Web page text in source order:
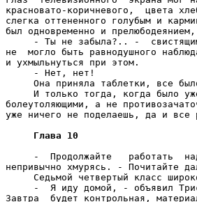
красновато-коричневого,  цвета
слегка оттененного голубым и
был одновременно и
- Ты не забыла?.. -
не  могло быть равнодушного
и ухмыльнуться при этом.
     - Нет, нет!
Она приняла таблетки, все
И только тогда, когда было
болеутоляющими, а не
уже ничего не поделаешь, да и все
Глава 10